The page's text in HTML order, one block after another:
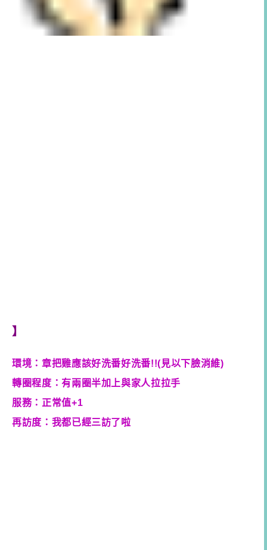
】
環境：章把雞應該好洗番好洗番!!(見以下臉消維)
轉圈程度：有兩圈半加上與家人拉拉手
服務：正常值+1
再訪度：我都已經三訪了啦